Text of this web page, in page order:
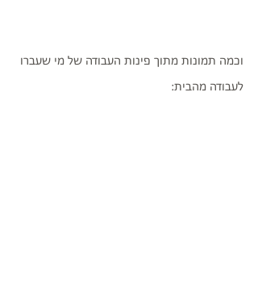
וכמה תמונות מתוך פינות העבודה של מי שעברו
לעבודה מהבית: